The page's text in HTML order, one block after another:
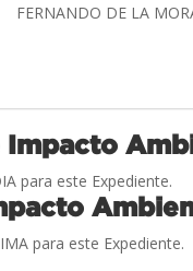
FERNANDO DE LA
Impacto
para este Expediente.
para este Expediente.